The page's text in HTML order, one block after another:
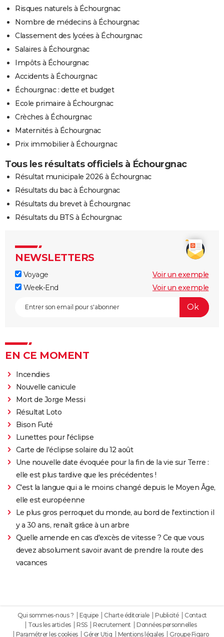
Risques naturels à Échourgnac
Nombre de médecins à Échourgnac
Classement des lycées à Échourgnac
Salaires à Échourgnac
Impôts à Échourgnac
Accidents à Échourgnac
Échourgnac : dette et budget
Ecole primaire à Échourgnac
Crèches à Échourgnac
Maternités à Échourgnac
Prix immobilier à Échourgnac
Tous les résultats officiels à Échourgnac
Résultat municipale 2026 à Échourgnac
Résultats du bac à Échourgnac
Résultats du brevet à Échourgnac
Résultats du BTS à Échourgnac
NEWSLETTERS
Voyage
Voir un exemple
Week-End
Voir un exemple
EN CE MOMENT
Incendies
Nouvelle canicule
Mort de Jorge Messi
Résultat Loto
Bison Futé
Lunettes pour l'éclipse
Carte de l'éclipse solaire du 12 août
Une nouvelle date évoquée pour la fin de la vie sur Terre :
elle est plus tardive que les précédentes !
C'est la langue qui a le moins changé depuis le Moyen Âge,
elle est européenne
Le plus gros perroquet du monde, au bord de l'extinction il
y a 30 ans, renaît grâce à un arbre
Quelle amende en cas d'excès de vitesse ? Ce que vous
devez absolument savoir avant de prendre la route des
vacances
Qui sommes-nous ? Equipe Charte éditoriale Publicité
Contact
Tous les articles
RSS Recrutement
Données personnelles
Paramétrer les cookies
Gérer Utiq Mentions légales Groupe Figaro